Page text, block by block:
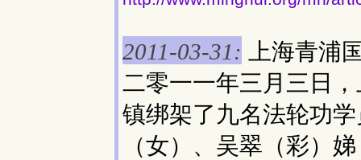
2011-03-31: 上海青浦
二零一一年三月三日
镇绑架了九名法轮功
（女）、吴翠（彩）